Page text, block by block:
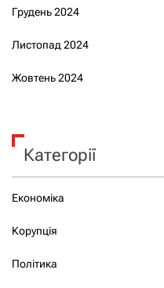
Грудень 2024
Листопад 2024
Жовтень 2024
Категорії
Економіка
Корупція
Політика